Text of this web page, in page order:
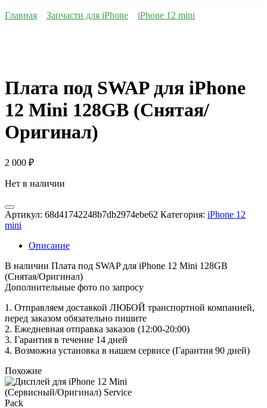
Главная
Запчасти для iPhone iPhone 12 mini
Плата под SWAP для iPhone
12 Mini 128GB (Снятая/
Оригинал)
2 000 ₽
Нет в наличии
Артикул: 68d41742248b7db2974ebe62 Категория: iPhone 12
mini
Описание
В наличии Плата под SWAP для iPhone 12 Mini 128GB
(Снятая/Оригинал)
Дополнительные фото по запросу
1. Oтпpавляем доставкой ЛЮБОЙ транспортной компанией,
перед заказом обязательно пишите
2. Ежедневная отправка заказов (12:00-20:00)
3. Гарантия в течение 14 дней
4. Возможна установка в нашем сервисе (Гарантия 90 дней)
Похожие